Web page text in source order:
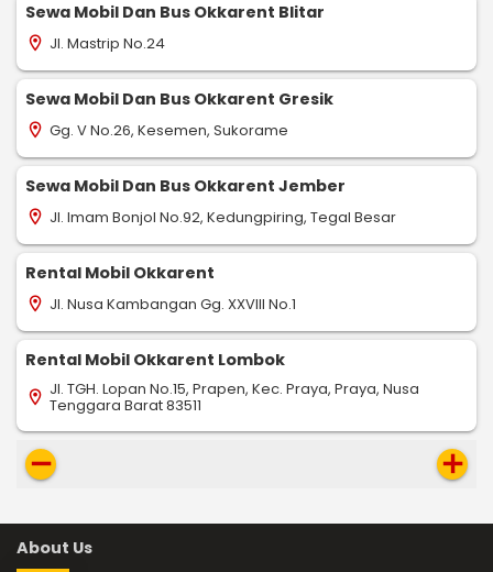
Sewa Mobil Dan Bus Okkarent Blitar
location_on Jl. Mastrip No.24
Sewa Mobil Dan Bus Okkarent Gresik
location_on Gg. V No.26, Kesemen, Sukorame
Sewa Mobil Dan Bus Okkarent Jember
location_on Jl. Imam Bonjol No.92, Kedungpiring, Tegal Besar
Rental Mobil Okkarent
location_on Jl. Nusa Kambangan Gg. XXVIII No.1
Rental Mobil Okkarent Lombok
location_on Jl. TGH. Lopan No.15, Prapen, Kec. Praya, Praya, Nusa
Tenggara Barat 83511
remove add
About Us